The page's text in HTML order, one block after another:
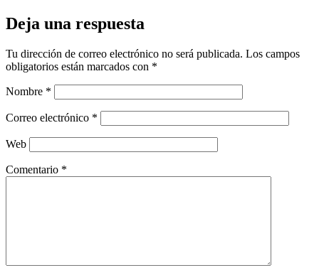
Deja una respuesta
Tu dirección de correo electrónico no será publicada. Los campos
obligatorios están marcados con *
Nombre *
Correo electrónico *
Web
Comentario *